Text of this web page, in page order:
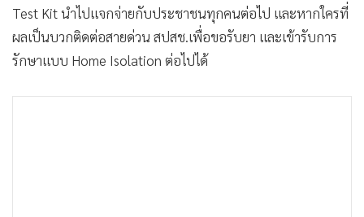
Test Kit นำไปแจกจ่ายกับประชาชนทุกคนต่อไป และหากใครที่
ผลเป็นบวกติดต่อสายด่วน สปสช.เพื่อขอรับยา และเข้ารับการ
รักษาแบบ Home Isolation ต่อไปได้